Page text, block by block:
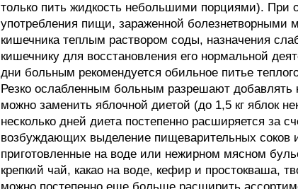
только пить жидкость небольшими порциями). При
употребления пищи, зараженной болезнетворными
кишечника теплым раствором соды, назначения
кишечнику для восстановления его нормальной
дни больным рекомендуется обильное питье
Резко ослабленным больным разрешают добавлять
можно заменить яблочной диетой (до 1,5 кг яблок
несколько дней диета постепенно расширяется за
возбуждающих выделение пищеварительных соков
приготовленные на воде или нежирном мясном
крепкий чай, какао на воде, кефир и простокваша,